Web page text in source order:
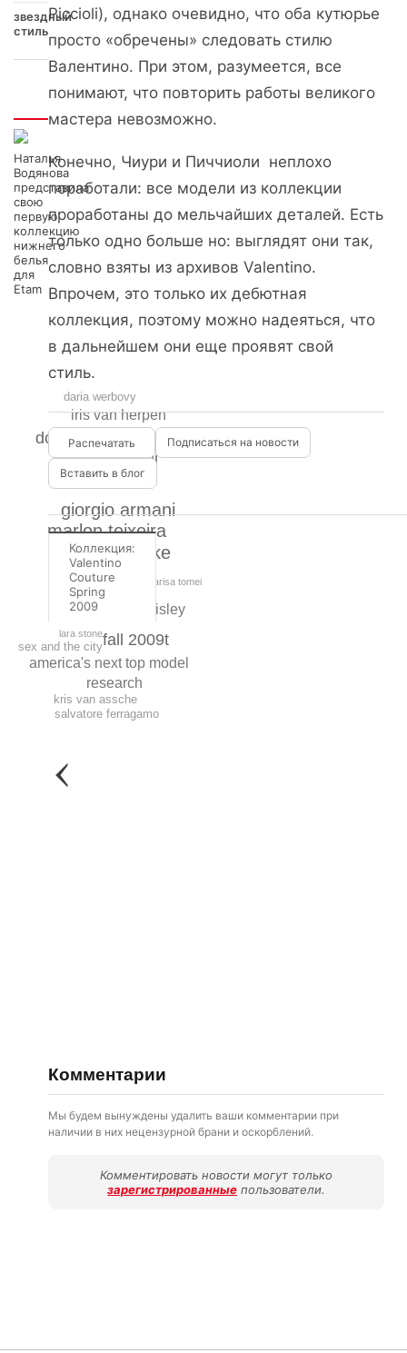
звездный
стиль
Наталья
Водянова
представила
свою
первую
коллекцию
нижнего
белья
для
Etam
mickey rourke
bulgari
marlon teixeira
giorgio armani
karen millen
givenchy
roberto cavalli
fall 2009t
donatella versace
america's next top model
research
iris van herpen
sisley
dior
kris van assche
salvatore ferragamo
daria werbovy
sex and the city
lara stone
marisa tomei
Piccioli), однако очевидно, что оба кутюрье
просто «обречены» следовать стилю
Валентино. При этом, разумеется, все
понимают, что повторить работы великого
мастера невозможно.
Конечно, Чиури и Пиччиоли неплохо
поработали: все модели из коллекции
проработаны до мельчайших деталей. Есть
только одно больше но: выглядят они так,
словно взяты из архивов Valentino.
Впрочем, это только их дебютная
коллекция, поэтому можно надеяться, что
в дальнейшем они еще проявят свой
стиль.
Подписаться на новости
Вставить в блог
Коллекция:
Valentino
Couture
Spring
2009
Комментарии
Мы будем вынуждены удалить ваши комментарии при
наличии в них нецензурной брани и оскорблений.
Комментировать новости могут только
зарегистрированные пользователи.